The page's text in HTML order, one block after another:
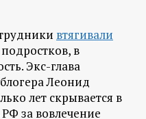
втягивали
в
Экс-глава
Леонид
лет скрывается в
за вовлечение